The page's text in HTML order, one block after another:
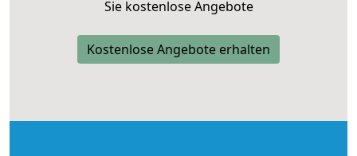
Sie kostenlose Angebote
Kostenlose Angebote erhalten